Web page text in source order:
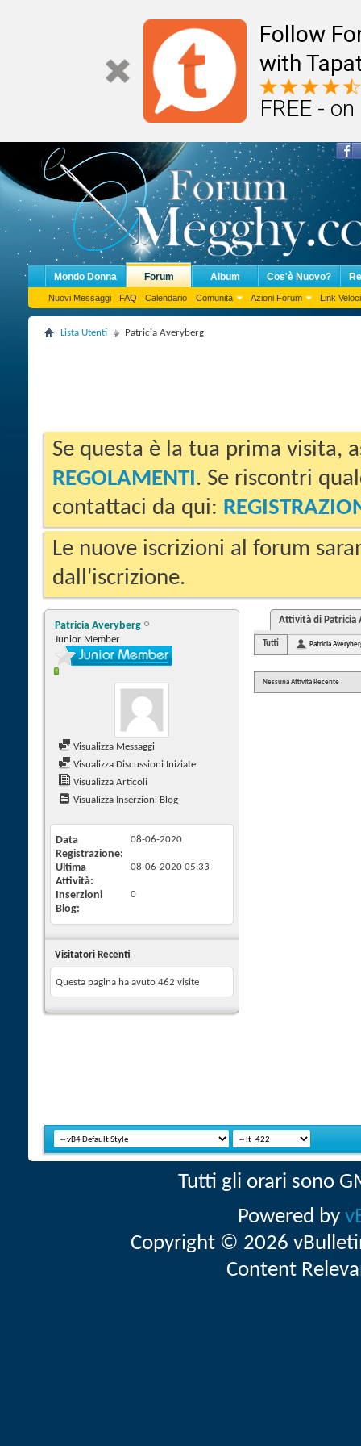
Follow
with
FREE -
Mondo Donna Forum
Nuovi Messaggi FAQ Calendario Comunità Azioni Forum Link Veloci
Album Cos'è Nuovo?
Lista Utenti Patricia Averyberg
Se questa è la tua prima visita,
REGOLAMENTI. Se riscontri
contattaci da qui:
Le nuove iscrizioni al forum
dall'iscrizione.
Patricia Averyberg
Junior Member
Visualizza Messaggi
Visualizza Discussioni Iniziate
Visualizza Articoli
Visualizza Inserzioni Blog
Data
Registrazione
08-06-2020
Ultima
Attività
08-06-2020 05:33
Inserzioni
Blog
0
Visitatori Recenti
Questa pagina ha avuto 462 visite
Attività di Patricia
Tutti Patricia
Nessuna Attività Recente
Tutti gli orari sono
Powered by
Copyright © 2026
Content